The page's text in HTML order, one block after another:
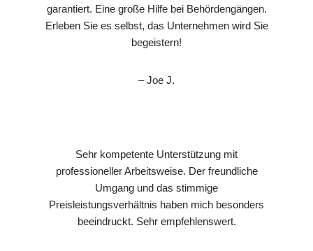
garantiert. Eine große Hilfe bei Behördengängen.
Erleben Sie es selbst, das Unternehmen wird Sie
begeistern!
– Joe J.
Sehr kompetente Unterstützung mit
professioneller Arbeitsweise. Der freundliche
Umgang und das stimmige
Preisleistungsverhältnis haben mich besonders
beeindruckt. Sehr empfehlenswert.